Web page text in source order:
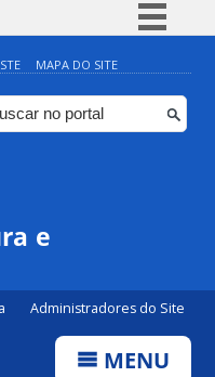
Simplifique!
Comunica BR
Participe
MAPA DO SITE
e
Administradores do Site
MENU